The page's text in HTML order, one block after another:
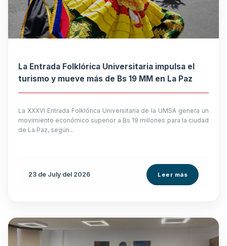
La Entrada Folklórica Universitaria impulsa el
turismo y mueve más de Bs 19 MM en La Paz
La XXXVI Entrada Folklórica Universitaria de la UMSA genera un
movimiento económico superior a Bs 19 millones para la ciudad
de La Paz, según...
23 de July del 2026 Leer más